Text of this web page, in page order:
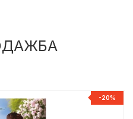
-20%